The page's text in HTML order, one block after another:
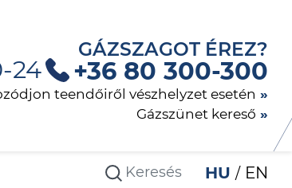
GÁZSZAGOT ÉREZ?
24 +36 80 300-300
teendőiről vészhelyzet esetén
Gázszünet kereső
HU EN